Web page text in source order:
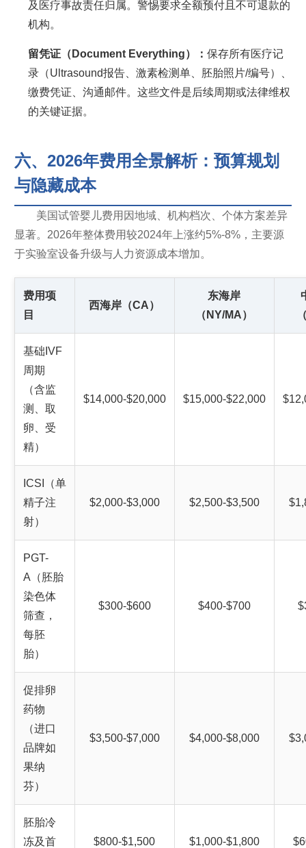
及医疗事故责任归属。警惕要求全额预付且不可退款的
机构。
留凭证（Document Everything）： 保存所有医疗记
录（Ultrasound报告、激素检测单、胚胎照片/编号）、
缴费凭证、沟通邮件。这些文件是后续周期或法律维权
的关键证据。
六、2026年费用全景解析：预算规划
与隐藏成本
美国试管婴儿费用因地域、机构档次、个体方案差异
显著。2026年整体费用较2024年上涨约5%-8%，主要源
于实验室设备升级与人力资源成本增加。
费用项
目
西海岸（CA）
东海岸
（NY/MA）
基础IVF
周期
（含监
测、取
卵、受
精）
$14,000-$20,000 $15,000-$22,000
ICSI（单
精子注
射）
$2,000-$3,000 $2,500-$3,500
PGT-
A（胚胎
染色体
筛查，
每胚
胎）
$300-$600 $400-$700
促排卵
药物
（进口
品牌如
果纳
芬）
$3,500-$7,000 $4,000-$8,000
胚胎冷
冻及首
$800-$1,500 $1,000-$1,800